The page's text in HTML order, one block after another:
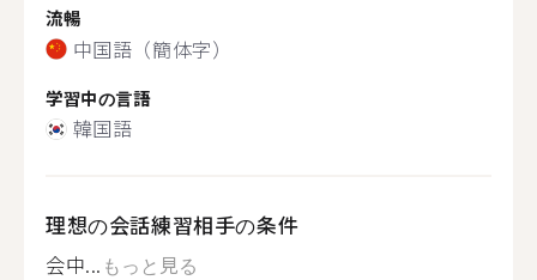
流暢
中国語（簡体字）
学習中の言語
韓国語
理想の会話練習相手の条件
会中... もっと見る